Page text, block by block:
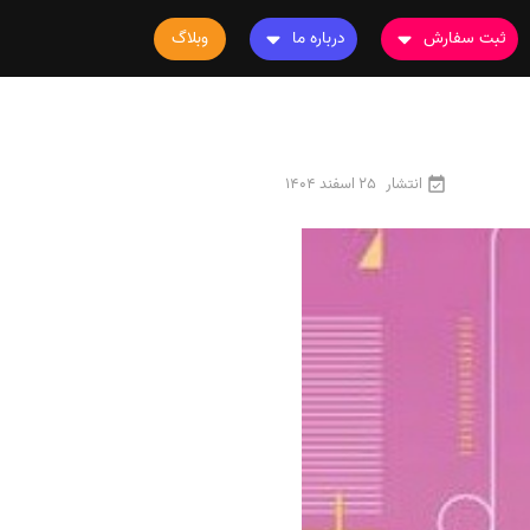
ثبت سفارش
سفارش استخراج مقاله
سفارش ترجمه
سفارش پارافریز
سفارش فرمت‌بندی
سفارش کاهش کمیت
سفارش معرفی مجله
سفارش معرفی مقاله
سفارش معرفی کتاب
درباره ما
وبلاگ
انتشار 25 اسفند 1404